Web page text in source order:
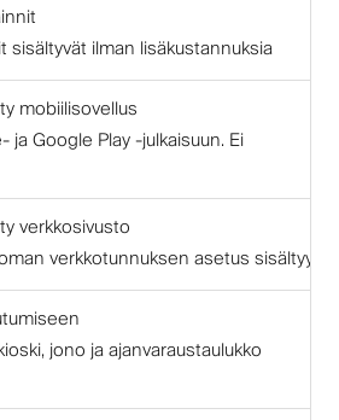
sisältyvät ilman lisäkustannuksia
mobiilisovellus
ja Google Play -julkaisuun. Ei
verkkosivusto
verkkotunnuksen asetus sisältyy
jono ja ajanvaraustaulukko